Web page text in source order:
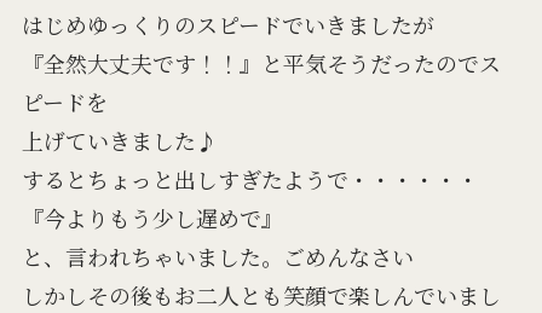
はじめゆっくりのスピードでいきましたが
『全然大丈夫です！！』と平気そうだったのでス
ピードを
上げていきました♪
するとちょっと出しすぎたようで・・・・・・
『今よりもう少し遅めで』
と、言われちゃいました。ごめんなさい
しかしその後もお二人とも笑顔で楽しんでいまし